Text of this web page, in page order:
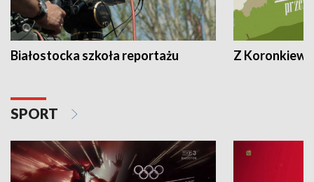
Białostocka szkoła reportażu Z
SPORT